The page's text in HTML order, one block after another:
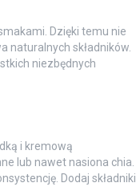
Dzięki temu nie
naturalnych składników.
niezbędnych
i kremową
lub nawet nasiona chia.
Dodaj składniki